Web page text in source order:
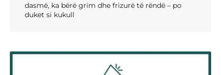
dasmë, ka bërë grim dhe frizurë të rëndë – po
duket si kukull